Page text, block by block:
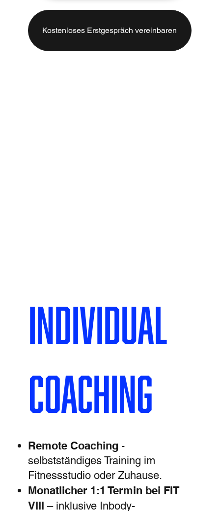
Kostenloses Erstgespräch vereinbaren
Individual
Coaching
Remote Coaching -
selbstständiges Training im
Fitnessstudio oder Zuhause.
Monatlicher 1:1 Termin bei FIT
VIII – inklusive Inbody-